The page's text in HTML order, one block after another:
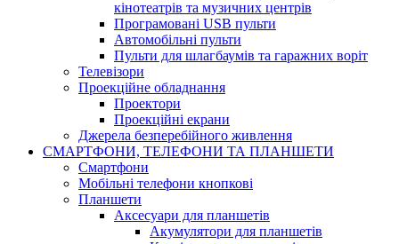
кінотеатрів та музичних центрів
Програмовані USB пульти
Автомобільні пульти
Пульти для шлагбаумів та гаражних воріт
Телевізори
Проекційне обладнання
Проектори
Проекційні екрани
Джерела безперебійного живлення
СМАРТФОНИ, ТЕЛЕФОНИ ТА ПЛАНШЕТИ
Смартфони
Мобільні телефони кнопкові
Планшети
Аксесуари для планшетів
Акумулятори для планшетів